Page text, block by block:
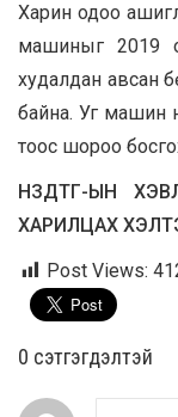
Харин одоо
машиныг 2019
худалдан авсан
байна. Уг машин
тоос шороо
НЗДТГ-ЫН
ХАРИЛЦАХ
Post Views:
0 cэтгэгдэлтэй